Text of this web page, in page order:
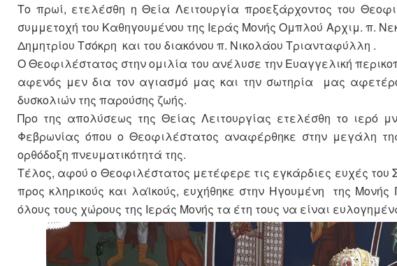
Το πρωί, ετελέσθη η Θεία Λειτουργία προεξάρχοντος του
συμμετοχή του Καθηγουμένου της Ιεράς Μονής Ομπλού Αρχιμ. π.
Δημητρίου Τσόκρη και του διακόνου π. Νικολάου Τριανταφύλλη .
Ο Θεοφιλέστατος στην ομιλία του ανέλυσε την Eυαγγελική
αφενός μεν δια τον αγιασμό μας και την σωτηρία μας
δυσκολιών της παρούσης ζωής.
Προ της απολύσεως της Θείας Λειτουργίας ετελέσθη το ιερό
Φεβρωνίας όπου ο Θεοφιλέστατος αναφέρθηκε στην μεγάλη
ορθόδοξη πνευματικότητά της.
Τέλος, αφού ο Θεοφιλέστατος μετέφερε τις εγκάρδιες ευχές του
προς κληρικούς και λαϊκούς, ευχήθηκε στην Ηγουμένη της
όλους τους χώρους της Ιεράς Μονής τα έτη τους να είναι